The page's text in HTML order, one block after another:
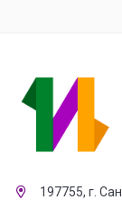
197755, г.